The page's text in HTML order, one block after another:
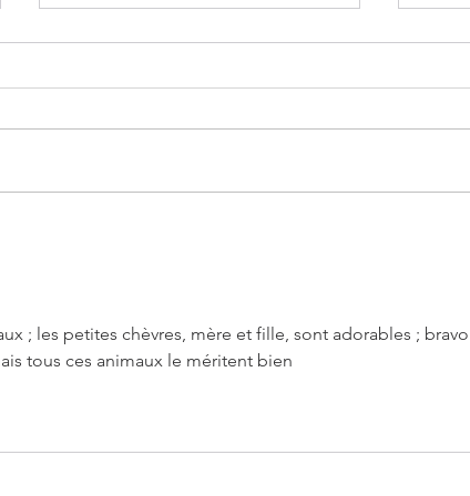
; les petites chèvres, mère et fille, sont adorables ; bravo
tous ces animaux le méritent bien